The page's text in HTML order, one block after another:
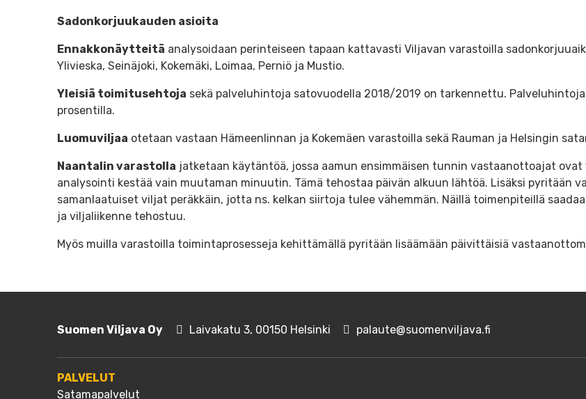
Sadonkorjuukauden asioita
Ennakkonäytteitä analysoidaan perinteiseen tapaan kattavasti Viljavan varastoilla
Ylivieska, Seinäjoki, Kokemäki, Loimaa, Perniö ja Mustio.
Yleisiä toimitusehtoja sekä palveluhintoja satovuodella 2018/2019 on tarkennettu.
prosentilla.
Luomuviljaa otetaan vastaan Hämeenlinnan ja Kokemäen varastoilla sekä Rauman ja Helsingin
Naantalin varastolla jatketaan käytäntöä, jossa aamun ensimmäisen tunnin vastaanottoajat
analysointi kestää vain muutaman minuutin. Tämä tehostaa päivän alkuun lähtöä. Lisäksi pyritään
samanlaatuiset viljat peräkkäin, jotta ns. kelkan siirtoja tulee vähemmän. Näillä toimenpiteillä
ja viljaliikenne tehostuu.
Myös muilla varastoilla toimintaprosesseja kehittämällä pyritään lisäämään päivittäisiä
Suomen Viljava Oy Laivakatu 3, 00150 Helsinki palaute@suomenviljava.fi
PALVELUT
Satamapalvelut